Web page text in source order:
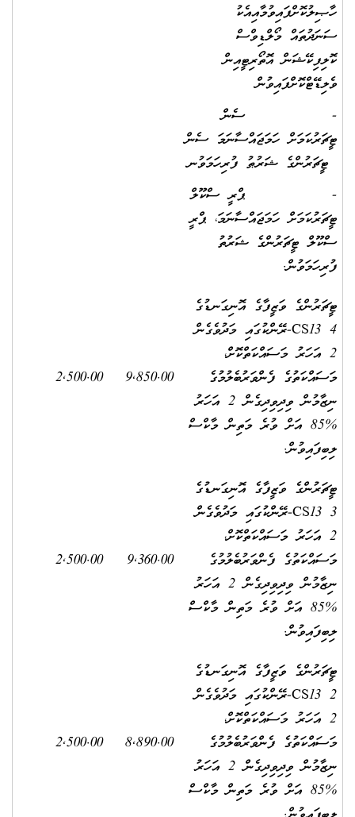
ހާޞިލުކޮށްފައިވުމާއިއެކު
ސަނަދުތައް މޯލްޑިވްސް
ކޮލިފިކޭޝަން އޮތޯރިޓީއިން
ވެލިޑޭޓްކޮށްފައިވުން
- ސެން
ޓީޗަރުކަމަށް ހަމަޖައްސާނަމަ ސެން
ޓީޗަރުންގެ ޝަރުޠު ފުރިހަމަވުނ
- ޕްރީ ސްކޫލް
ޓީޗަރުކަމަށް ހަމަޖައްސާނަމަ، ޕްރީ
ސްކޫލް ޓީޗަރުންގެ ޝަރުތު
ފުރިހަމަވުން.
ޓީޗަރުންގެ ވަޒީފާގެ އޮނިގަނޑުގެ
4 CS13-ރޭންކުގައި މަދުވެގެން
2 އަހަރު މަސައްކަތްކޮށް،
މަސައްކަތުގެ ފެންވަރުބެލުމުގެ
ނިޒާމުން ވިދިވިދިގެން 2 އަހަރު
%85 އަށް ވުރެ މަތިން މާކްސް
ލިބިފައިވުން.
9,850.00
2,500.00
ޓީޗަރުންގެ ވަޒީފާގެ އޮނިގަނޑުގެ
3 CS13-ރޭންކުގައި މަދުވެގެން
2 އަހަރު މަސައްކަތްކޮށް،
މަސައްކަތުގެ ފެންވަރުބެލުމުގެ
ނިޒާމުން ވިދިވިދިގެން 2 އަހަރު
%85 އަށް ވުރެ މަތިން މާކްސް
ލިބިފައިވުން.
9,360.00
2,500.00
ޓީޗަރުންގެ ވަޒީފާގެ އޮނިގަނޑުގެ
2 CS13-ރޭންކުގައި މަދުވެގެން
2 އަހަރު މަސައްކަތްކޮށް،
މަސައްކަތުގެ ފެންވަރުބެލުމުގެ
ނިޒާމުން ވިދިވިދިގެން 2 އަހަރު
%85 އަށް ވުރެ މަތިން މާކްސް
8,890.00
2,500.00